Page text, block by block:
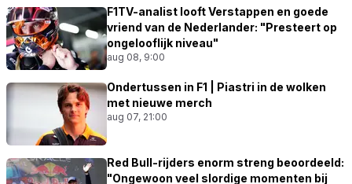
F1TV-analist looft Verstappen en goede
vriend van de Nederlander: "Presteert op
ongelooflijk niveau"
aug 08, 9:00
Ondertussen in F1 | Piastri in de wolken
met nieuwe merch
aug 07, 21:00
Red Bull-rijders enorm streng beoordeeld:
"Ongewoon veel slordige momenten bij